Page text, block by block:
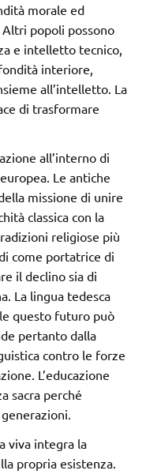
morale ed
Altri popoli possono
e intelletto tecnico,
interiore,
all’intelletto. La
di trasformare
all’interno di
Le antiche
missione di unire
classica con la
religiose più
come portatrice di
il declino sia di
La lingua tedesca
questo futuro può
pertanto dalla
contro le forze
L’educazione
sacra perché
viva integra la
propria esistenza.